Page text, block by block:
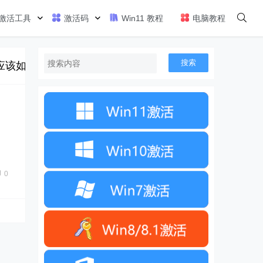
活工具 激活码 Win11 教程 电脑教程
何添加网络打印机呢？今天小编将为大家带来
0
搜索